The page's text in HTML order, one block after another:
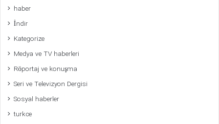
haber
İndir
Kategorize
Medya ve TV haberleri
Röportaj ve konuşma
Seri ve Televizyon Dergisi
Sosyal haberler
turkce